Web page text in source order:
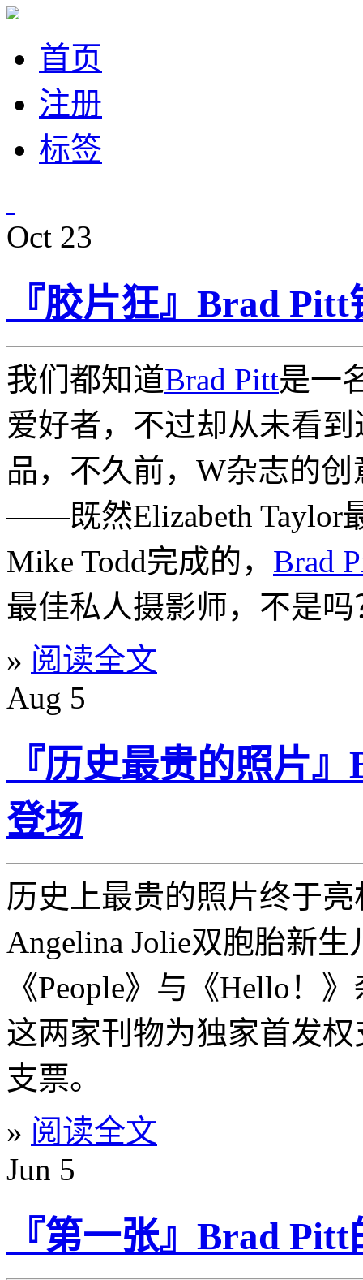
首页
注册
标签
Oct 23
『胶片狂』Brad
我们都知道Brad Pitt是一
爱好者，不过却从未看
品，不久前，W杂志的
——既然Elizabeth Taylor
Mike Todd完成的， Brad
最佳私人摄影师，不是吗
» 阅读全文
Aug 5
『历史最贵的照片
登场
历史上最贵的照片终于
Angelina Jolie双胞胎新
《People》与《Hello！
这两家刊物为独家首发
支票。
» 阅读全文
Jun 5
『第一张』Brad